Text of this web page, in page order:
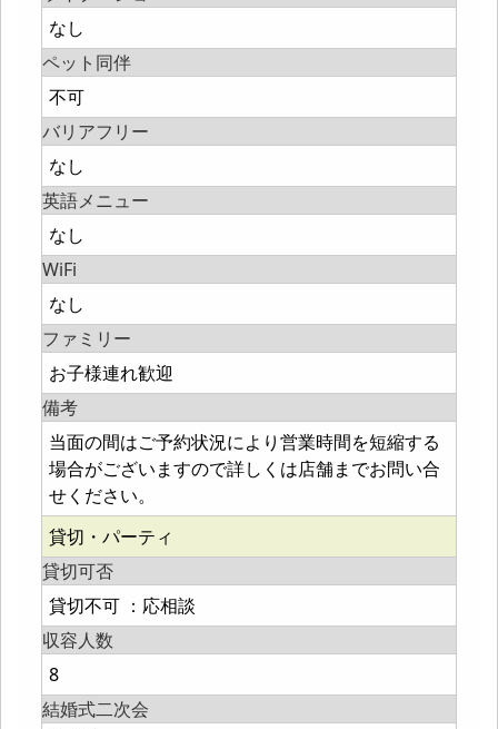
なし
ペット同伴
不可
バリアフリー
なし
英語メニュー
なし
WiFi
なし
ファミリー
お子様連れ歓迎
備考
当面の間はご予約状況により営業時間を短縮する
場合がございますので詳しくは店舗までお問い合
せください。
貸切・パーティ
貸切可否
貸切不可 ：応相談
収容人数
8
結婚式二次会